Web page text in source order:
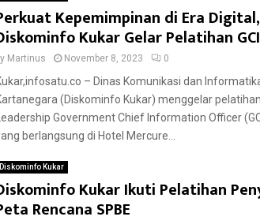
Kepemimpinan di Era Digital,
Kukar Gelar Pelatihan
Martinus November 8, 2023 0
– Dinas Komunikasi dan
(Diskominfo Kukar) menggelar
Government Chief Information Officer
berlangsung di Hotel Mercure...
Diskominfo Kukar
Kukar Ikuti Pelatihan
Rencana SPBE